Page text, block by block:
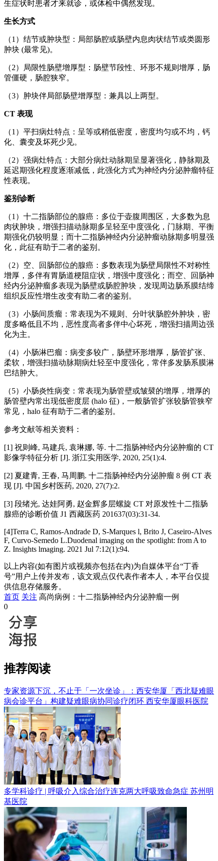
生症状时患者才来就诊，或体检中偶然发现。
生长方式
（1）结节或肿块型：局部肠腔或肠壁内息肉状结节或类圆形
肿块 (最常见)。
（2）局限性肠壁增厚型：肠壁节段性、环形不规则增厚，肠
管僵硬，肠腔狭窄。
（3）肿块伴局部肠壁增厚型：兼具以上两型。
CT 表现
（1）平扫病灶特点：呈等或稍低密度，密度均匀或不均，钙
化、囊变及坏死少见。
（2）强病灶特点：大部分病灶动脉期呈显著强化，静脉期及
延迟期强化程度逐渐减低，此强化方式为神经内分泌肿瘤特征
性表现。
鉴别诊断
（1）十二指肠部位的腺癌：多位于壶腹周围区，大多数为息
肉状肿块，增强扫描动脉期多呈轻至中度强化，门脉期、平衡
期强化仍较明显；而十二指肠神经内分泌肿瘤动脉期多明显强
化，此征有助于二者的鉴别。
（2）空、回肠部位的腺癌：多数表现为肠壁局限性不对称性
增厚，多伴有胃肠道梗阻症状，增强中度强化；而空、回肠神
经内分泌肿瘤多表现为肠壁或肠腔肿块，发现周边肠系膜结缔
组织反应性增生改变有助二者的鉴别。
（3）小肠间质瘤：常表现为不规则、分叶状肠腔外肿块，密
度多略低且不均，恶性度高者多伴中心坏死，增强扫描周边强
化为主。
（4）小肠淋巴瘤：病变多较广，肠壁环形增厚，肠管扩张、
柔软，增强扫描动脉期病灶轻至中度强化，常伴多发肠系膜淋
巴结肿大。
（5）小肠炎性病变：常表现为肠管壁或皱襞的增厚，增厚的
肠管壁内常出现低密度层 (halo 征)，一般肠管扩张较肠管狭窄
常见，halo 征有助于二者的鉴别。
参考文献等相关资料：
[1] 祝则峰, 马建兵, 袁琳娜, 等. 十二指肠神经内分泌肿瘤的 CT
影像学特征分析 [J]. 浙江实用医学, 2020, 25(1):4.
[2] 夏建青, 王春, 马周鹏. 十二指肠神经内分泌肿瘤 8 例 CT 表
现 [J]. 中国乡村医药, 2020, 27(7):2.
[3] 段绪光, 达娃阿勇, 赵金辉多层螺旋 CT 对原发性十二指肠
腺癌的诊断价值 J1 西藏医药 201637(03):31-34.
[4]Terra C, Ramos-Andrade D, S-Marques l, Brito J, Caseiro-Alves
F, Curvo-Semedo L.Duodenal imaging on the spotlight: from A to
Z. Insights lmaging. 2021 Jul 7:12(1):94.
以上内容(如有图片或视频亦包括在内)为自媒体平台“丁香
号”用户上传并发布，该文观点仅代表作者本人，本平台仅提
供信息存储服务。
首页 关注 高尚病例：十二指肠神经内分泌肿瘤一例
0
推荐阅读
专家资源下沉，不止于「一次坐诊」：西安华厦「西北疑难眼
病会诊平台」构建疑难眼病协同诊疗闭环 西安华厦眼科医院
多学科诊疗 | 呼吸介入综合治疗连克两大呼吸致命急症 苏州明
基医院